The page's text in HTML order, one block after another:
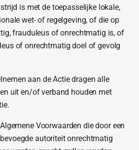
is met de toepasselijke lokale,
wet- of regelgeving, of die op
frauduleus of onrechtmatig is, of
of onrechtmatig doel of gevolg
aan de Actie dragen alle
uit en/of verband houden met
Voorwaarden die door een
autoriteit onrechtmatig